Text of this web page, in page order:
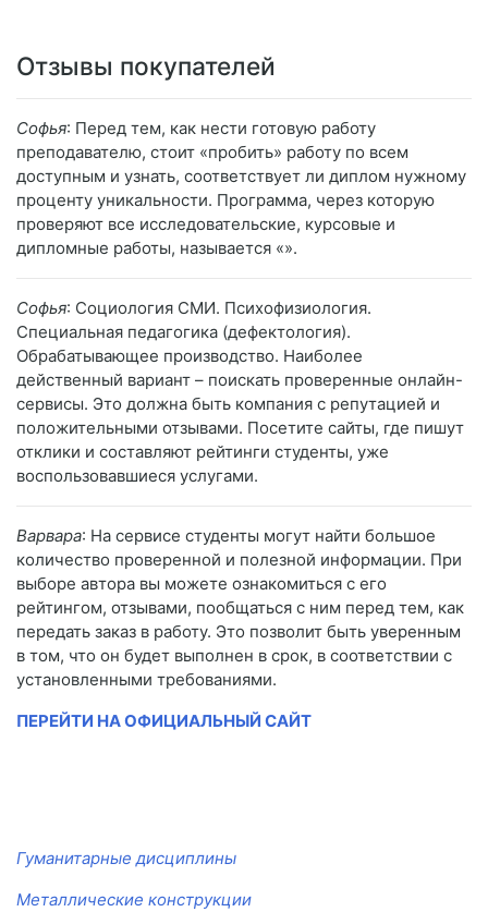
Отзывы покупателей
Софья: Перед тем, как нести готовую работу
преподавателю, стоит «пробить» работу по всем
доступным и узнать, соответствует ли диплом нужному
проценту уникальности. Программа, через которую
проверяют все исследовательские, курсовые и
дипломные работы, называется «».
Софья: Социология СМИ. Психофизиология.
Специальная педагогика (дефектология).
Обрабатывающее производство. Наиболее
действенный вариант – поискать проверенные онлайн-
сервисы. Это должна быть компания с репутацией и
положительными отзывами. Посетите сайты, где пишут
отклики и составляют рейтинги студенты, уже
воспользовавшиеся услугами.
Варвара: На сервисе студенты могут найти большое
количество проверенной и полезной информации. При
выборе автора вы можете ознакомиться с его
рейтингом, отзывами, пообщаться с ним перед тем, как
передать заказ в работу. Это позволит быть уверенным
в том, что он будет выполнен в срок, в соответствии с
установленными требованиями.
ПЕРЕЙТИ НА ОФИЦИАЛЬНЫЙ САЙТ
Гуманитарные дисциплины
Металлические конструкции